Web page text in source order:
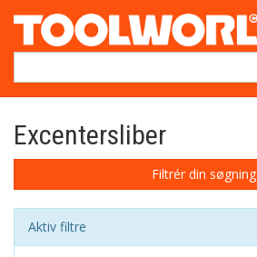
Excentersliber
Filtrér din søgning
Aktiv filtre